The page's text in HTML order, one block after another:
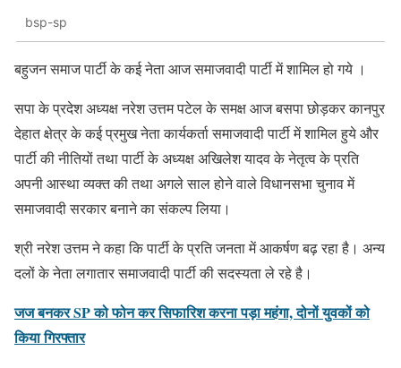
bsp-sp
बहुजन समाज पार्टी के कई नेता आज समाजवादी पार्टी में शामिल हो गये ।
सपा के प्रदेश अध्यक्ष नरेश उत्तम पटेल के समक्ष आज बसपा छोड़कर कानपुर
देहात क्षेत्र के कई प्रमुख नेता कार्यकर्ता समाजवादी पार्टी में शामिल हुये और
पार्टी की नीतियों तथा पार्टी के अध्यक्ष अखिलेश यादव के नेतृत्व के प्रति
अपनी आस्था व्यक्त की तथा अगले साल होने वाले विधानसभा चुनाव में
समाजवादी सरकार बनाने का संकल्प लिया।
श्री नरेश उत्तम ने कहा कि पार्टी के प्रति जनता में आकर्षण बढ़ रहा है। अन्य
दलों के नेता लगातार समाजवादी पार्टी की सदस्यता ले रहे है।
जज बनकर SP को फोन कर सिफारिश करना पड़ा महंगा, दोनों युवकों को
किया गिरफ्तार